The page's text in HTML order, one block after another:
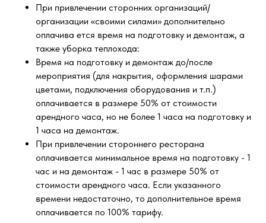
При привлечении сторонних организаций/
организации «своими силами» дополнительно
оплачива ется время на подготовку и демонтаж, а
также уборка теплохода:
Время на подготовку и демонтаж до/после
мероприятия (для накрытия, оформления шарами
цветами, подключения оборудования и т.п.)
оплачивается в размере 50% от стоимости
арендного часа, но не более 1 часа на подготовку и
1 часа на демонтаж.
При привлечении стороннего ресторана
оплачивается минимальное время на подготовку - 1
час и на демонтаж - 1 час в размере 50% от
стоимости арендного часа. Если указанного
времени недостаточно, то дополнительное время
оплачивается по 100% тарифу.